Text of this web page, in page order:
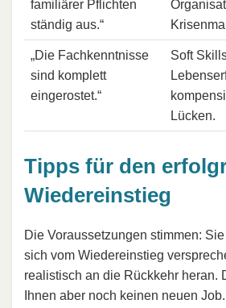
familiärer Pflichten
ständig aus.“
„Die Fachkenntnisse
sind komplett
eingerostet.“
Soft
Lücken.
Tipps für den
Wiedereinstieg
Die Voraussetzungen stimmen:
sich vom Wiedereinstieg
realistisch an die Rückkehr heran.
Ihnen aber noch keinen neuen